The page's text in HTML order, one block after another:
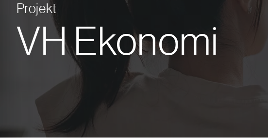
Projekt
VH Ekonomi